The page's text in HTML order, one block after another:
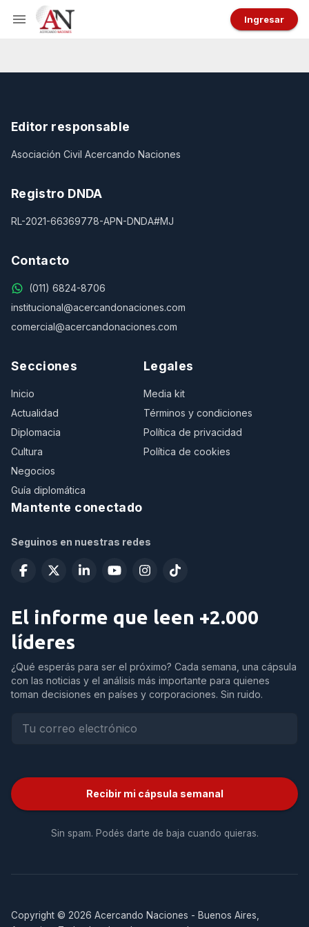
Ingresar
Editor responsable
Asociación Civil Acercando Naciones
Registro DNDA
RL-2021-66369778-APN-DNDA#MJ
Contacto
(011) 6824-8706
institucional@acercandonaciones.com
comercial@acercandonaciones.com
Secciones
Inicio
Actualidad
Diplomacia
Cultura
Negocios
Guía diplomática
Legales
Media kit
Términos y condiciones
Política de privacidad
Política de cookies
Mantente conectado
Seguinos en nuestras redes
El informe que leen +2.000
líderes
¿Qué esperás para ser el próximo? Cada semana, una cápsula
con las noticias y el análisis más importante para quienes
toman decisiones en países y corporaciones. Sin ruido.
Recibir mi cápsula semanal
Sin spam. Podés darte de baja cuando quieras.
Copyright © 2026 Acercando Naciones - Buenos Aires,